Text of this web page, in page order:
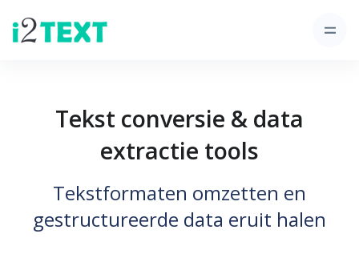
Tekst conversie & data
extractie tools
Tekstformaten omzetten en
gestructureerde data eruit halen